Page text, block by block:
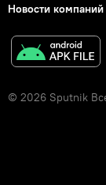
Новости компаний
© 2026 Sputnik